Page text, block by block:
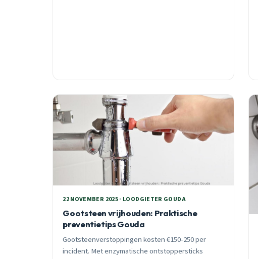
22 NOVEMBER 2025 · LOODGIETER GOUDA
Gootsteen vrijhouden: Praktische
preventietips Gouda
Gootsteenverstoppingen kosten €150-250 per
incident. Met enzymatische ontstoppersticks